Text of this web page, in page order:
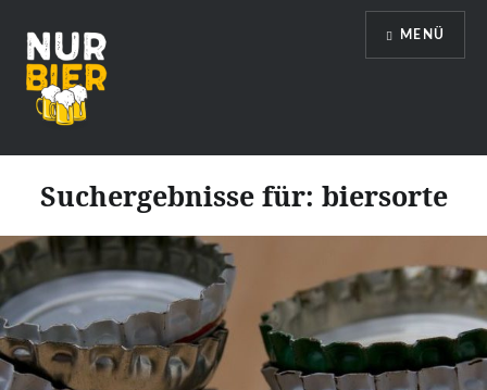
zum
Inhalt
Nur Bier
MENÜ
Suchergebnisse für: biersorte